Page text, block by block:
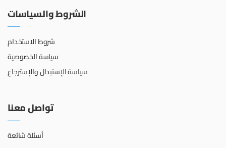
الشروط والسياسات
شروط الاستخدام
سياسة الخصوصية
سياسة الإستبدال والإسترجاع
تواصل معنا
أسئلة شائعة